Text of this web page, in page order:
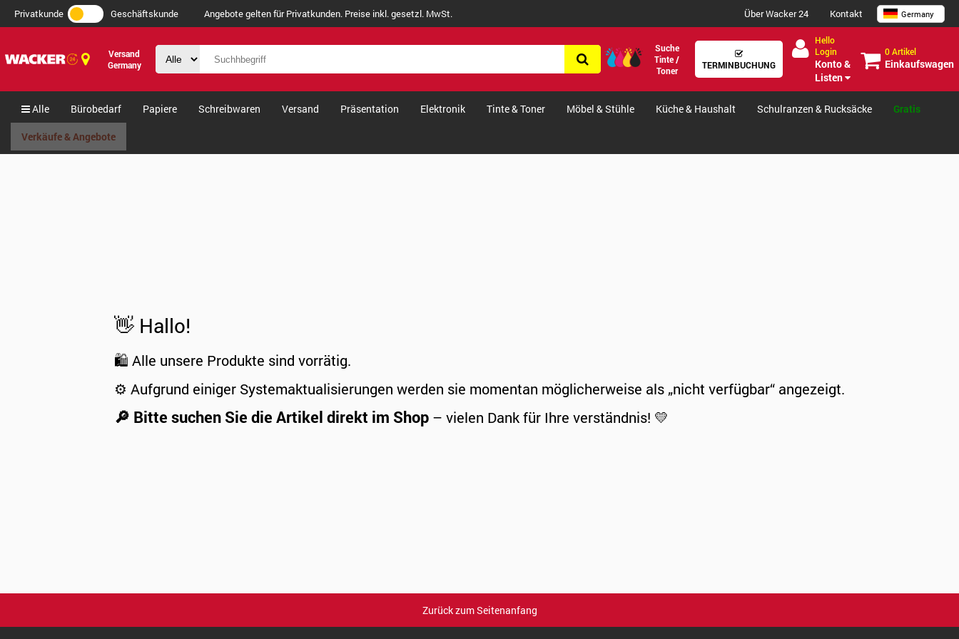
Privatkunde Geschäftskunde Angebote gelten für Privatkunden. Preise inkl. gesetzl. MwSt. Über Wacker 24 Kontakt Germany
Versand
Germany
Suche
Tinte /
Toner
TERMINBUCHUNG
Hello
Login
Konto &
Listen
0 Artikel
Einkaufswagen
Alle Bürobedarf Papiere Schreibwaren Versand Präsentation Elektronik Tinte & Toner Möbel & Stühle Küche & Haushalt Schulranzen & Rucksäcke Gratis
Verkäufe & Angebote
👋 Hallo!
🛍️ Alle unsere Produkte sind vorrätig.
⚙️ Aufgrund einiger Systemaktualisierungen werden sie momentan möglicherweise als „nicht verfügbar“ angezeigt.
🔎 Bitte suchen Sie die Artikel direkt im Shop – vielen Dank für Ihre verständnis! 💛
Zurück zum Seitenanfang